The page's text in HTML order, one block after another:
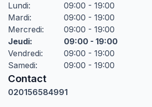
Lundi:
09:00 - 19:00
Mardi:
09:00 - 19:00
Mercredi:
09:00 - 19:00
Jeudi:
09:00 - 19:00
Vendredi:
09:00 - 19:00
Samedi: 09:00 - 19:00
Contact
020156584991